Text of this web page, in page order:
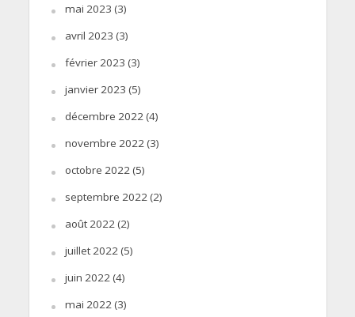
mai 2023 (3)
avril 2023 (3)
février 2023 (3)
janvier 2023 (5)
décembre 2022(4)
novembre 2022(3)
octobre 2022(5)
septembre 2022(2)
août 2022(2)
juillet 2022(5)
juin 2022(4)
mai 2022(3)